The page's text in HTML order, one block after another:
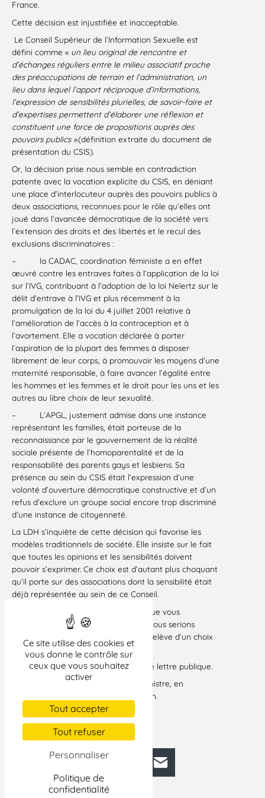
Ce site utilise des cookies et
vous donne le contrôle sur
ceux que vous souhaitez
activer
Tout accepter
Tout refuser
Personnaliser
Politique de
confidentialité
France.
Cette décision est injustifiée et inacceptable.
Le Conseil Supérieur de l’Information Sexuelle est
défini comme « un lieu original de rencontre et
d’échanges réguliers entre le milieu associatif proche
des préoccupations de terrain et l’administration, un
lieu dans lequel l’apport réciproque d’informations,
l’expression de sensibilités plurielles, de savoir-faire et
d’expertises permettent d’élaborer une réflexion et
constituent une force de propositions auprès des
pouvoirs publics ».(définition extraite du document de
présentation du CSIS).
Or, la décision prise nous semble en contradiction
patente avec la vocation explicite du CSIS, en déniant
une place d’interlocuteur auprès des pouvoirs publics à
deux associations, reconnues pour le rôle qu’elles ont
joué dans l’avancée démocratique de la société vers
l’extension des droits et des libertés et le recul des
exclusions discriminatoires :
–
la CADAC, coordination féministe a en effet
œuvré contre les entraves faites à l’application de la loi
sur l’IVG, contribuant à l’adoption de la loi Neïertz sur le
délit d’entrave à l’IVG et plus récemment à la
promulgation de la loi du 4 juillet 2001 relative à
l’amélioration de l’accès à la contraception et à
l’avortement. Elle a vocation déclarée à porter
l’aspiration de la plupart des femmes à disposer
librement de leur corps, à promouvoir les moyens d’une
maternité responsable, à faire avancer l’égalité entre
les hommes et les femmes et le droit pour les uns et les
autres au libre choix de leur sexualité.
–
L’APGL, justement admise dans une instance
représentant les familles, était porteuse de la
reconnaissance par le gouvernement de la réalité
sociale présente de l’homoparentalité et de la
responsabilité des parents gays et lesbiens. Sa
présence au sein du CSIS était l’expression d’une
volonté d’ouverture démocratique constructive et d’un
refus d’exclure un groupe social encore trop discriminé
d’une instance de citoyenneté.
La LDH s’inquiète de cette décision qui favorise les
modèles traditionnels de société. Elle insiste sur le fait
que toutes les opinions et les sensibilités doivent
pouvoir s’exprimer. Ce choix est d’autant plus choquant
qu’il porte sur des associations dont la sensibilité était
déjà représentée au sein de ce Conseil.
Je veux croire, Madame la Ministre, que vous
rapporterez cette mesure. A défaut, nous serions
amenés à penser que votre décision relève d’un choix
idéologique et partisan.
Vous comprendrez que je rende cette lettre publique.
Je vous prie de croire, Madame la Ministre, en
l’assurance de ma haute considération.
Michel Tubiana
Paris, le 18 septembre 2002
Facebook
BlueskyMastodonLinkedIn